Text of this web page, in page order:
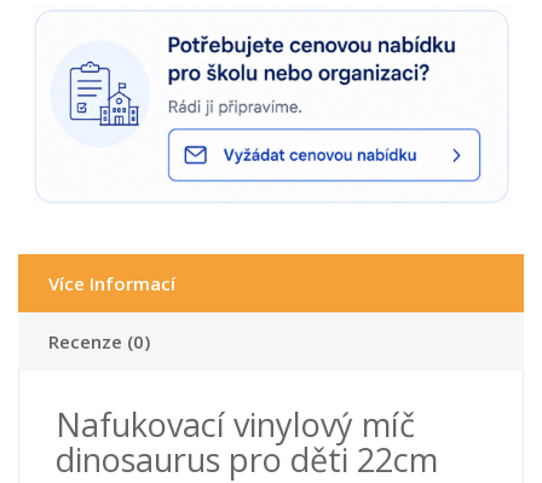
Více Informací
Recenze (0)
Nafukovací vinylový míč
dinosaurus pro děti 22cm